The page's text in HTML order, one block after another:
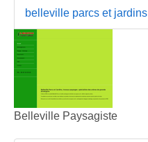
belleville parcs et jardins
Belleville Paysagiste